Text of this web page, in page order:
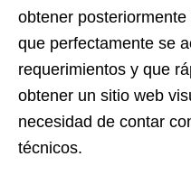
obtener
que perfectamente se
requerimientos y que
obtener un sitio web
necesidad de contar
técnicos.